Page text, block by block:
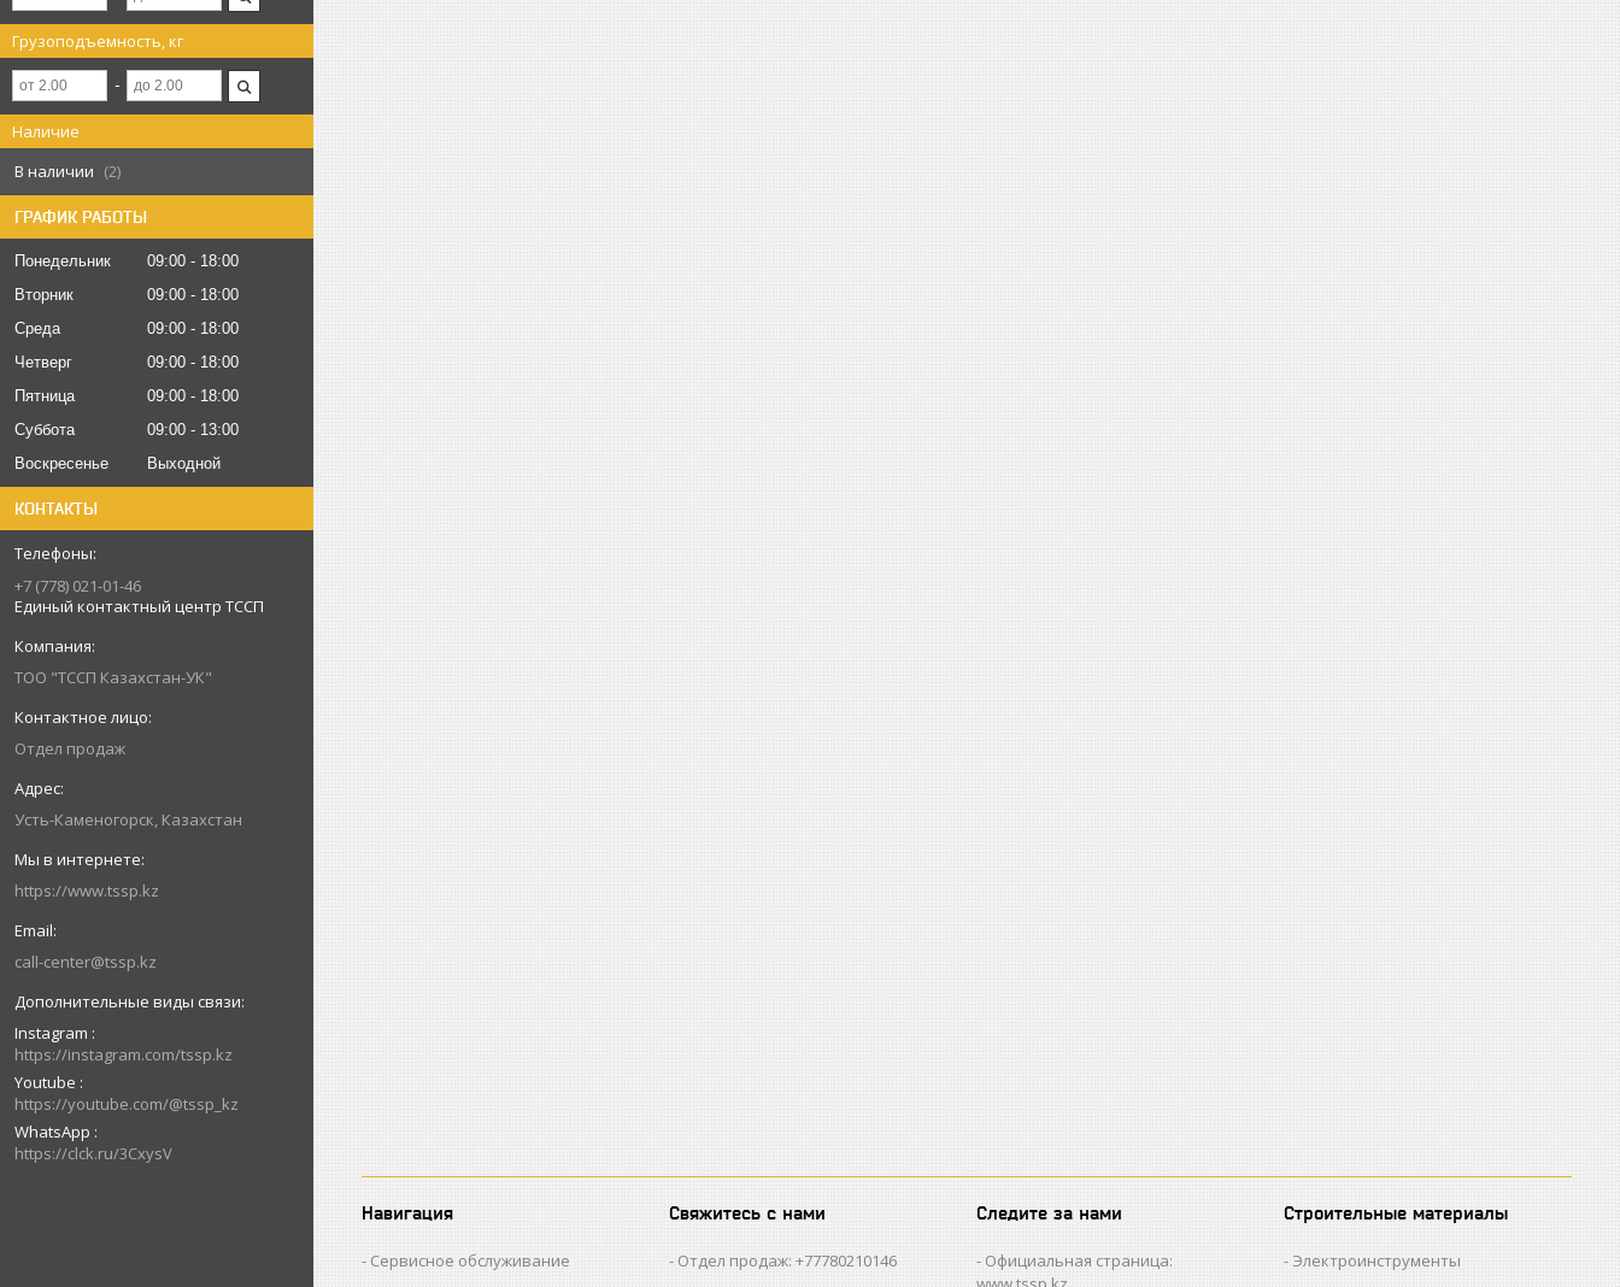
Грузоподъемность, кг
Наличие
В наличии
2
ГРАФИК РАБОТЫ
Понедельник 09:00
18:00
Вторник
09:00
18:00
Среда
09:00
18:00
Четверг
09:00
18:00
Пятница
09:00
18:00
Суббота
09:00
13:00
Воскресенье
Выходной
КОНТАКТЫ
+7 (778) 021-01-46
Единый контактный центр ТССП
ТОО "ТССП Казахстан-УК"
Отдел продаж
Усть-Каменогорск, Казахстан
https://www.tssp.kz
call-center@tssp.kz
Instagram
https://instagram.com/tssp.kz
Youtube
https://youtube.com/@tssp_kz
WhatsApp
https://clck.ru/3CxysV
Навигация
Сервисное обслуживание
Свяжитесь с нами
Отдел продаж: +77780210146
Следите за нами
Официальная страница:
Строительные материалы
Электроинструменты